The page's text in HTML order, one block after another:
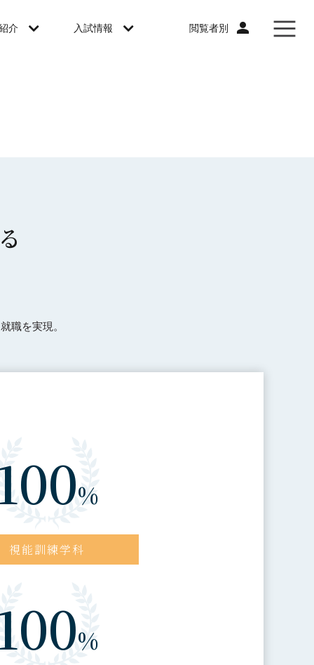
介 入試情報 閲覧者別
職を実現。
%
視能訓練学科
%